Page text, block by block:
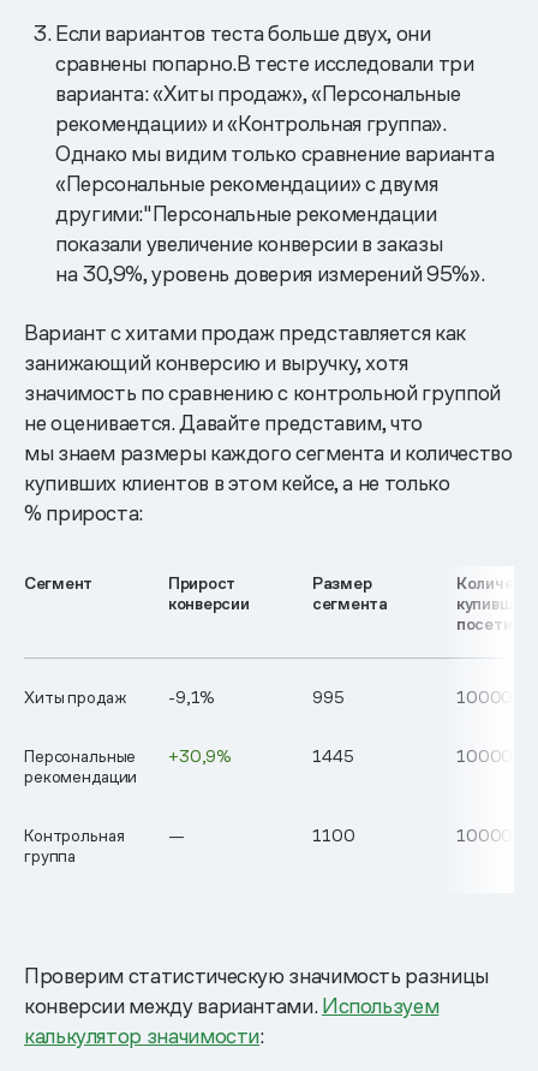
Если вариантов теста больше двух, они
сравнены попарно.В тесте исследовали три
варианта: «Хиты продаж», «Персональные
рекомендации» и «Контрольная группа».
Однако мы видим только сравнение варианта
«Персональные рекомендации» с двумя
другими:"Персональные рекомендации
показали увеличение конверсии в заказы
на 30,9%, уровень доверия измерений 95%».
Вариант с хитами продаж представляется как
занижающий конверсию и выручку, хотя
значимость по сравнению с контрольной группой
не оценивается. Давайте представим, что
мы знаем размеры каждого сегмента и количество
купивших клиентов в этом кейсе, а не только
% прироста:
Сегмент
Прирост
конверсии
Размер
сегмента
купивших
Хиты продаж -9,1% 995 10000
Персональные
рекомендации
+30,9% 1445 10000
Контрольная
группа
— 1100 10000
Проверим статистическую значимость разницы
конверсии между вариантами.Используем
калькулятор значимости: